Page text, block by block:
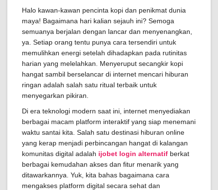
Halo kawan-kawan pencinta kopi dan penikmat dunia
maya! Bagaimana hari kalian sejauh ini? Semoga
semuanya berjalan dengan lancar dan menyenangkan,
ya. Setiap orang tentu punya cara tersendiri untuk
memulihkan energi setelah dihadapkan pada rutinitas
harian yang melelahkan. Menyeruput secangkir kopi
hangat sambil berselancar di internet mencari hiburan
ringan adalah salah satu ritual terbaik untuk
menyegarkan pikiran.
Di era teknologi modern saat ini, internet menyediakan
berbagai macam platform interaktif yang siap menemani
waktu santai kita. Salah satu destinasi hiburan online
yang kerap menjadi perbincangan hangat di kalangan
komunitas digital adalah ijobet login alternatif berkat
berbagai kemudahan akses dan fitur menarik yang
ditawarkannya. Yuk, kita bahas bagaimana cara
mengakses platform digital secara sehat dan